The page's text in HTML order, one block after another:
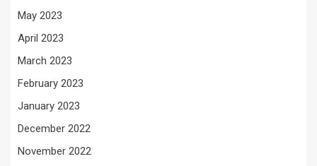
May 2023
April 2023
March 2023
February 2023
January 2023
December 2022
November 2022